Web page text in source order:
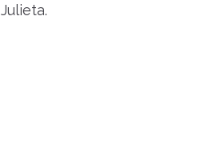
Julieta.